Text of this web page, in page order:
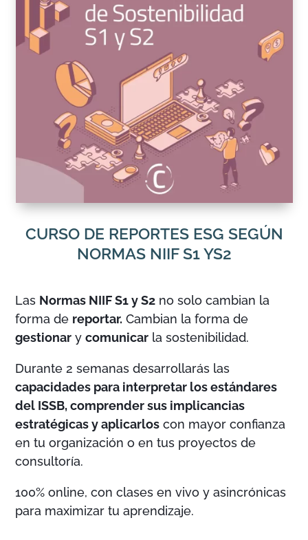
CURSO DE REPORTES ESG SEGÚN
NORMAS NIIF S1 YS2
Las Normas NIIF S1 y S2 no solo cambian la
forma de reportar. Cambian la forma de
gestionar ycomunicar la sostenibilidad.
Durante 2 semanas desarrollarás las
capacidades para interpretar los estándares
del ISSB, comprender sus implicancias
estratégicas y aplicarlos con mayor confianza
en tu organización o en tus proyectos de
consultoría.
100% online, con clases en vivo y asincrónicas
para maximizar tu aprendizaje.